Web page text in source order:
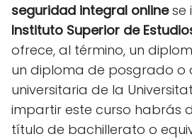
seguridad integral onlinese
Instituto Superior de
ofrece, al término, un
un diploma de posgrado o
universitaria de la
impartir este curso habrás
título de bachillerato o